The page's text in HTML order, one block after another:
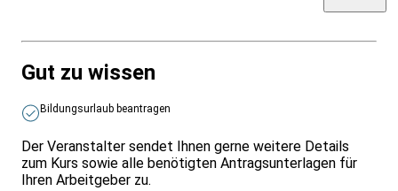
Gut zu wissen
Bildungsurlaub beantragen
Der Veranstalter sendet Ihnen gerne weitere Details
zum Kurs sowie alle benötigten Antragsunterlagen für
Ihren Arbeitgeber zu.